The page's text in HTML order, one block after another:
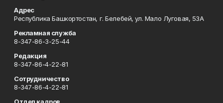
Адрес
Республика Башкортостан, г. Белебей, ул. Мало Луговая, 53А
Рекламная служба
8-347-86-3-25-44
Редакция
8-347-86-4-22-81
Сотрудничество
8-347-86-4-22-81